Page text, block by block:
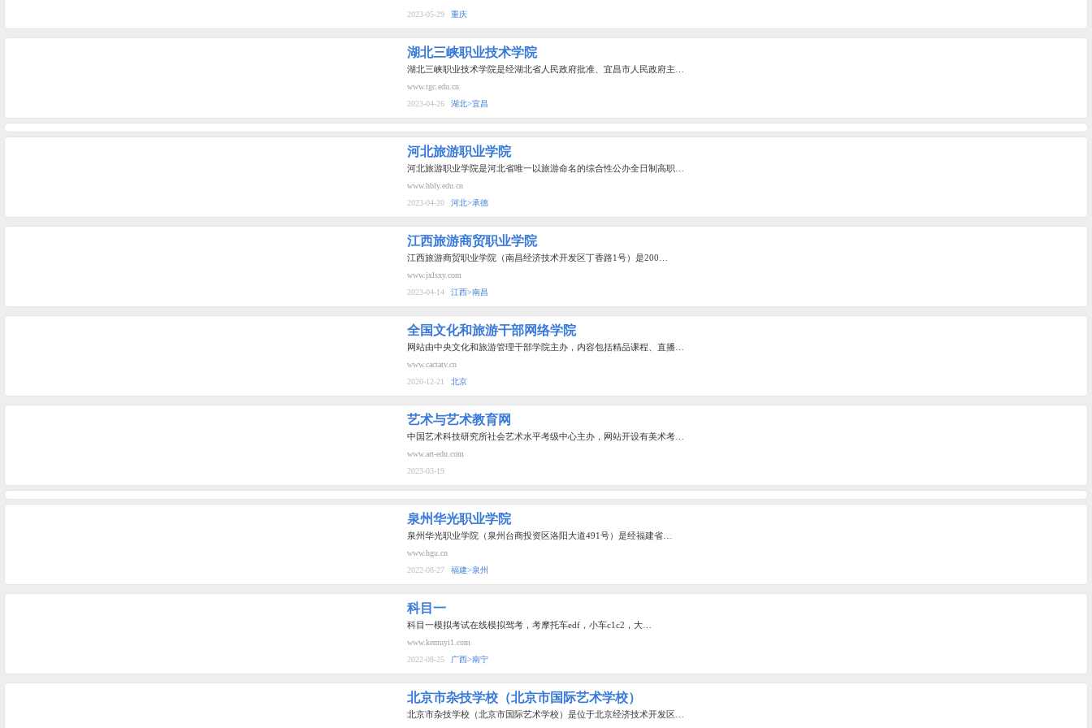
2023-05-29
重庆
湖北三峡职业技术学院
湖北三峡职业技术学院是经湖北省人民政府批准、宜昌市人民政府主…
www.tgc.edu.cn
2023-04-26
湖北>宜昌
河北旅游职业学院
河北旅游职业学院是河北省唯一以旅游命名的综合性公办全日制高职…
www.hbly.edu.cn
2023-04-20
河北>承德
江西旅游商贸职业学院
江西旅游商贸职业学院（南昌经济技术开发区丁香路1号）是200…
www.jxlsxy.com
2023-04-14
江西>南昌
全国文化和旅游干部网络学院
网站由中央文化和旅游管理干部学院主办，内容包括精品课程、直播…
www.cactatv.cn
2020-12-21
北京
艺术与艺术教育网
中国艺术科技研究所社会艺术水平考级中心主办，网站开设有美术考…
www.art-edu.com
2023-03-19
泉州华光职业学院
泉州华光职业学院（泉州台商投资区洛阳大道491号）是经福建省…
www.hgu.cn
2022-08-27
福建>泉州
科目一
科目一模拟考试在线模拟驾考，考摩托车edf，小车c1c2，大…
www.kemuyi1.com
2022-08-25
广西>南宁
北京市杂技学校（北京市国际艺术学校）
北京市杂技学校（北京市国际艺术学校）是位于北京经济技术开发区…